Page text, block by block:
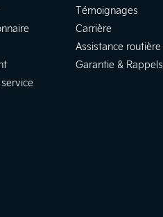
Témoignages
Carrière
Assistance routière
Garantie & Rappels